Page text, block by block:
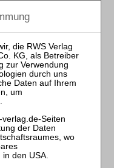
98
in
vermögenslosem